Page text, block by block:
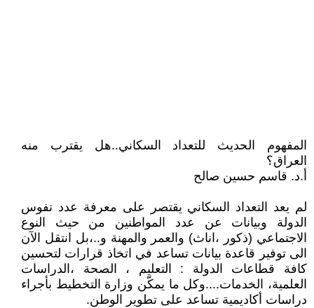
المفهوم الحديث للتعداد السكاني..هل يقترب منه
العراق؟
أ.د. قاسم حسين صالح
لم يعد التعداد السكاني يقتصر على معرفة عدد نفوس
الدولة وبيانات عن عدد المواطنين من حيث النوع
الاجتماعي (ذكور ،اناث) والعمر والمهنة و..،بل انتقل الآن
الى توفير قاعدة بيانات تساعد في اتخاذ قرارات لتحسين
كافة قطاعات الدولة : التعليم ، الصحة ،الدراسات
العلمية، الخدمات....وكل ما يمكّن وزارة التخطيط بأجراء
دراسات أكاديمية تساعد على تطوير الوطن.